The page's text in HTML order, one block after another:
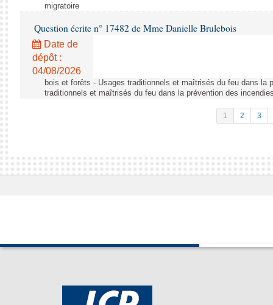
migratoire
Question écrite n° 17482 de Mme Danielle Brulebois
Date de
dépôt :
04/08/2026
bois et forêts - Usages traditionnels et maîtrisés du feu dans la
traditionnels et maîtrisés du feu dans la prévention des
1 2 3